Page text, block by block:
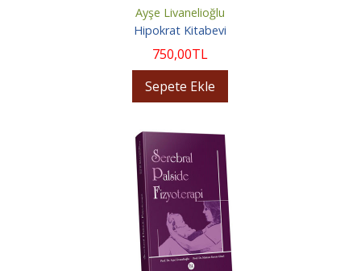
Ayşe Livanelioğlu
Hipokrat Kitabevi
750,00TL
Sepete Ekle